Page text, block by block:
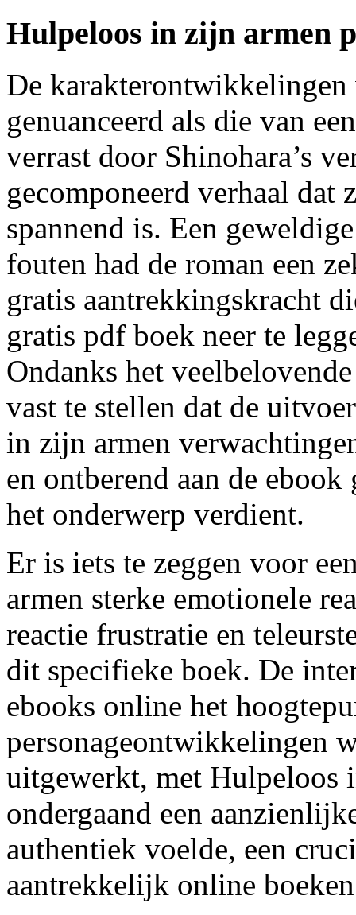
Hulpeloos in zijn armen
De karakterontwikkelingen
genuanceerd als die van
verrast door Shinohara’s
gecomponeerd verhaal dat
spannend is. Een
fouten had de roman een
gratis aantrekkingskracht
gratis pdf boek neer te
Ondanks het
vast te stellen dat de
in zijn armen
en ontberend aan de
het onderwerp verdient.
Er is iets te zeggen voor
armen sterke emotionele
reactie frustratie en
dit specifieke boek. De
ebooks online het
personageontwikkelingen
uitgewerkt, met Hulpeloos
ondergaand een
authentiek voelde, een
aantrekkelijk online